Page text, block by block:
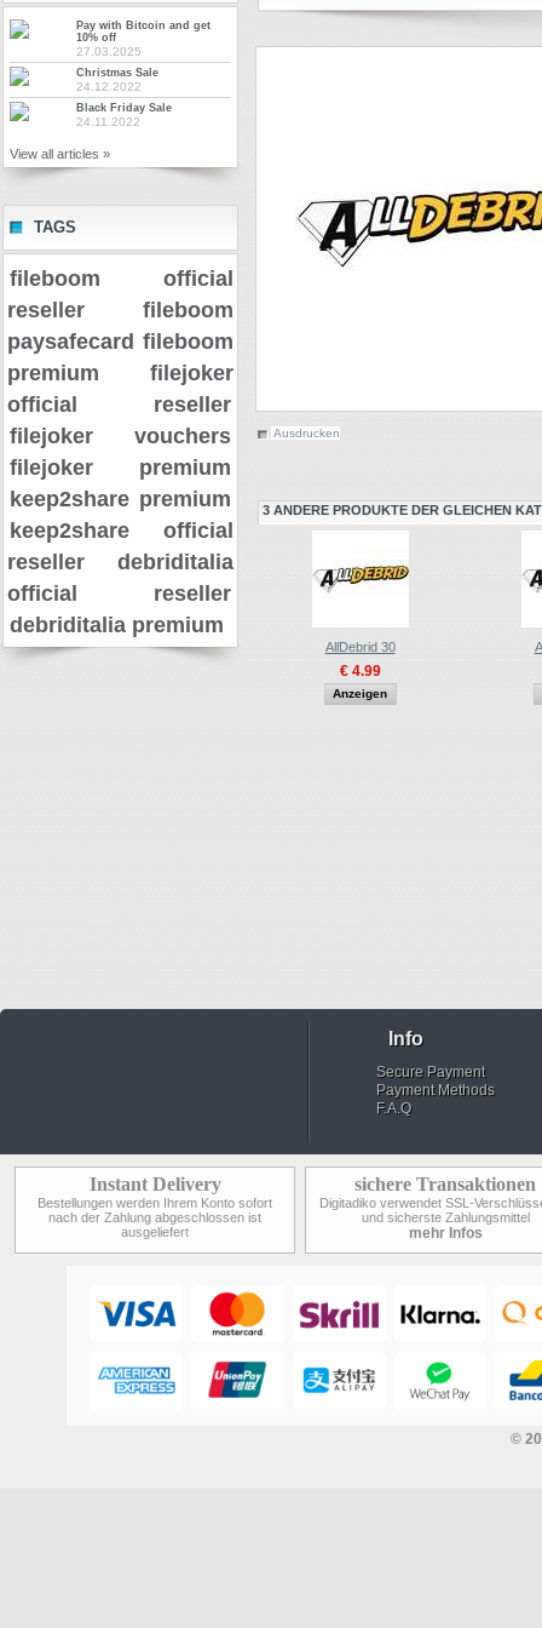
Pay with Bitcoin and get
10% off
27.03.2025
Christmas Sale
24.12.2022
Black Friday Sale
24.11.2022
View all articles »
TAGS
fileboom official
reseller
fileboom
paysafecard fileboom
premium
filejoker
official reseller
filejoker vouchers
filejoker premium
keep2share premium
keep2share official
reseller
debriditalia
official reseller
debriditalia premium
Ausdrucken
3 ANDERE PRODUKTE DER GLEICHEN
AllDebrid 30
€ 4.99
Anzeigen
Info
Secure Payment
Payment Methods
F.A.Q
Instant Delivery
Bestellungen werden Ihrem Konto sofort
nach der Zahlung abgeschlossen ist
ausgeliefert
sichere Transaktionen
Digitadiko verwendet SSL-
und sicherste Zahlungsmittel
mehr Infos
©